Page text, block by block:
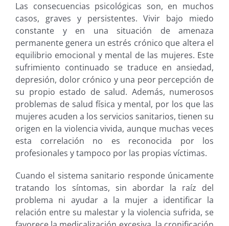
Las consecuencias psicológicas son, en muchos
casos, graves y persistentes. Vivir bajo miedo
constante y en una situación de amenaza
permanente genera un estrés crónico que altera el
equilibrio emocional y mental de las mujeres. Este
sufrimiento continuado se traduce en ansiedad,
depresión, dolor crónico y una peor percepción de
su propio estado de salud. Además, numerosos
problemas de salud física y mental, por los que las
mujeres acuden a los servicios sanitarios, tienen su
origen en la violencia vivida, aunque muchas veces
esta correlación no es reconocida por los
profesionales y tampoco por las propias víctimas.
Cuando el sistema sanitario responde únicamente
tratando los síntomas, sin abordar la raíz del
problema ni ayudar a la mujer a identificar la
relación entre su malestar y la violencia sufrida, se